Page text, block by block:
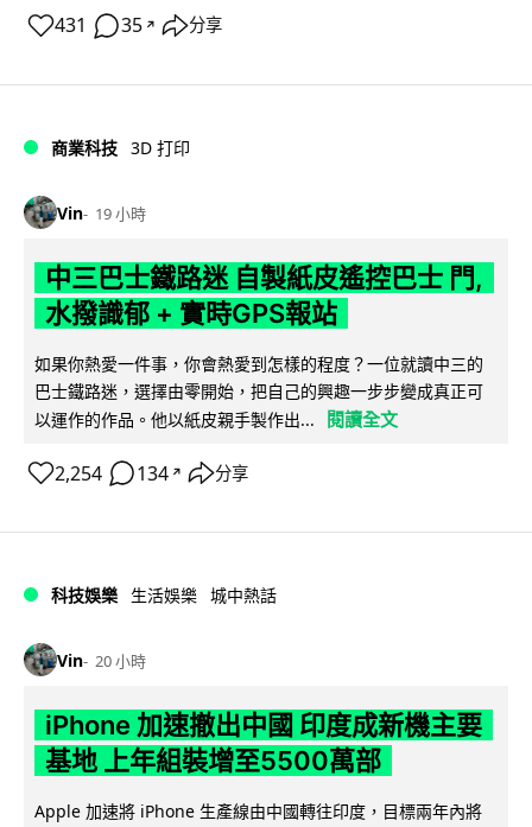
431 35 ↗ 分享
商業科技 3D 打印
Vin 19 小時
中三巴士鐵路迷 自製紙皮遙控巴士 門,
水撥識郁 + 實時GPS報站
如果你熱愛一件事，你會熱愛到怎樣的程度？一位就讀中三的
巴士鐵路迷，選擇由零開始，把自己的興趣一步步變成真正可
以運作的作品。他以紙皮親手製作出...
閱讀全文
2,254 134 ↗ 分享
科技娛樂 生活娛樂 城中熱話
Vin 20 小時
iPhone 加速撤出中國 印度成新機主要
基地 上年組裝增至5500萬部
Apple 加速將 iPhone 生產線由中國轉往印度，目標兩年內將